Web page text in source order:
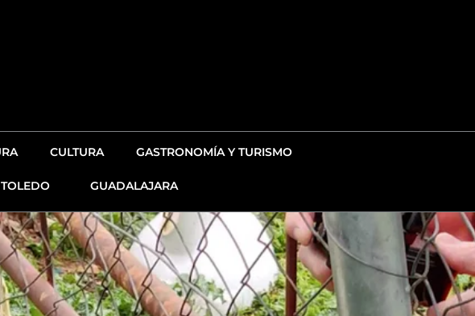
CULTURA GASTRONOMÍA Y TURISMO
TOLEDO GUADALAJARA